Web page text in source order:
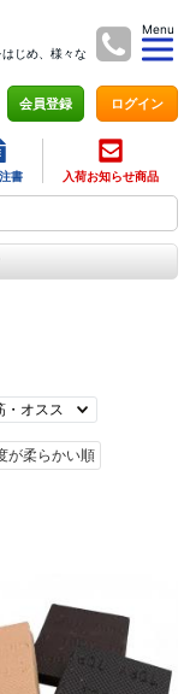
じめ、様々な
Menu
会員登録 ログイン
書 入荷お知らせ商品
が柔らかい順